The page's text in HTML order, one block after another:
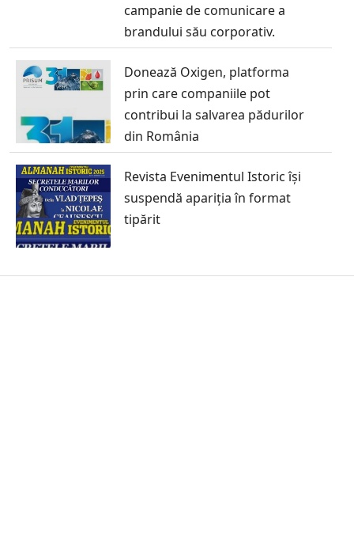
campanie de comunicare a
brandului său corporativ.
Donează Oxigen, platforma
prin care companiile pot
contribui la salvarea pădurilor
din România
Revista Evenimentul Istoric își
suspendă apariția în format
tipărit